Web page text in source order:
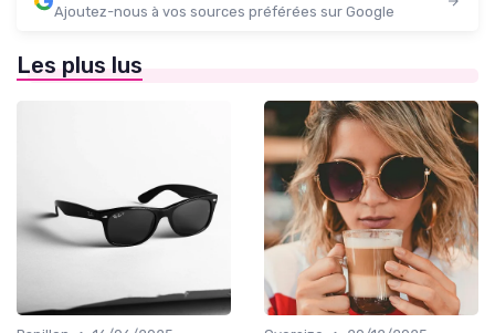
Ajoutez-nous à vos sources préférées sur Google
Les plus lus